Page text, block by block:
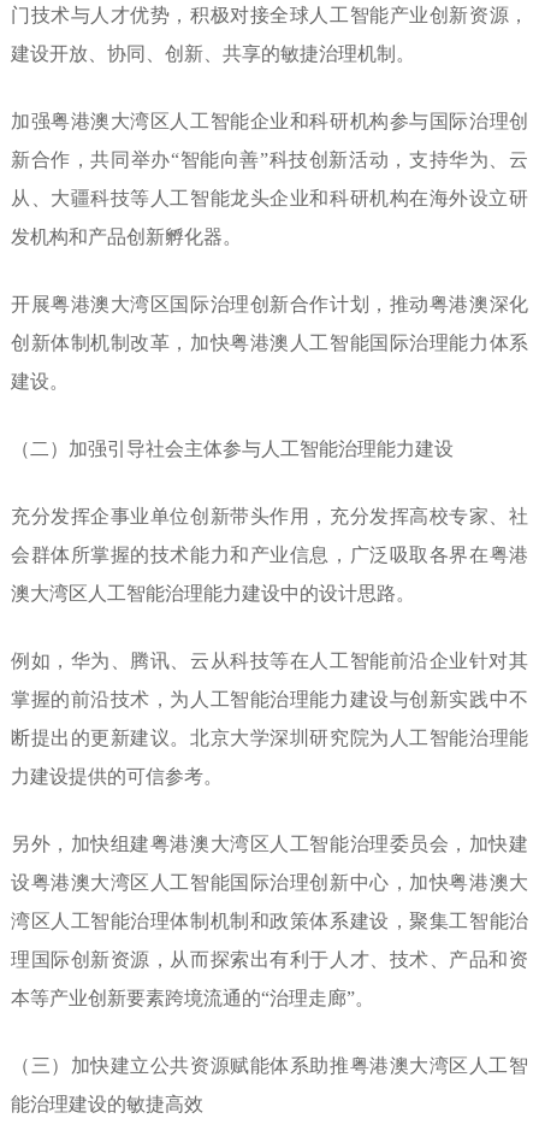
门技术与人 才优势，积极对接全球人工智能产业创新资源，
建设开放、协同、创 新、共享的敏捷治理机制。
加强粤港澳大湾区人工智能企业和科研机构参与国际治理创
新合作，共同举办“智能向善”科技创新活动，支持华为、云
从、大疆科技等人工智能龙头企业和科研机构在海外设立研
发机构和产品创新孵化器。
开展粤港澳大湾区国际治理创新合作计划，推动粤港澳深化
创新体制机制改革，加快粤港澳人工智能国际治理能力体系
建设。
（二）加强引导社会主体参与人工智能治理能力建设
充分发挥企事业单位创新带头作用，充分发挥高校专家、社
会群体所掌握的技术能力和产业信息， 广泛吸取各界在粤港
澳大湾区人工智能治理能力建设中的设计思路。
例如，华为、腾讯、云从科技等在 人工智能前沿企业针对其
掌握的前沿技术，为人工智能治理能力建设与创新实践中不
断提出的更新建议。北京大学深圳研究院为人工智能治理能
力建设提供的可信参考。
另外，加快组建粤港澳大湾区人工智能治理委员会，加快建
设粤港澳大湾区人工智能国际治理创新中心，加快粤港澳大
湾区人工智能治理体制机制和政策体系建设，聚集工智能治
理国际创新资源，从而探索出有利于人才、技术、产品和资
本等产业创新要素跨境流通的“治理走廊”。
（三）加快建立公共资源赋能体系助推粤港澳大湾区人工智
能治理建设的敏捷高效